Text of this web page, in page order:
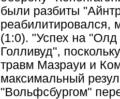
были разбиты
реабилитировался,
(1:0). "Успех на
Голливуд",
травм Мазрауи и
максимальный
"Вольфсбургом"